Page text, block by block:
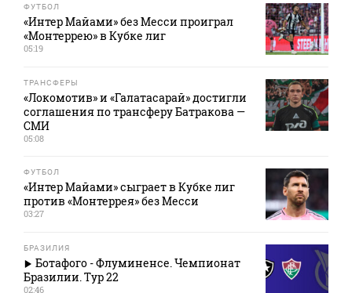
ФУТБОЛ
«Интер Майами» без Месси проиграл
«Монтеррею» в Кубке лиг
05:19
ТРАНСФЕРЫ
«Локомотив» и «Галатасарай» достигли
соглашения по трансферу Батракова —
СМИ
05:08
ФУТБОЛ
«Интер Майами» сыграет в Кубке лиг
против «Монтеррея» без Месси
03:27
БРАЗИЛИЯ
Ботафого - Флуминенсе. Чемпионат
Бразилии. Тур 22
02:46